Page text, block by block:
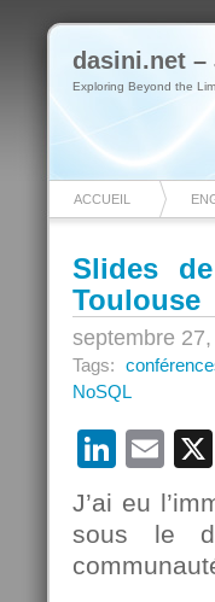
dasini.net –
Exploring Beyond the
ACCUEIL
Slides
Toulouse
septembre
Tags:
NoSQL
J’ai eu
sous le